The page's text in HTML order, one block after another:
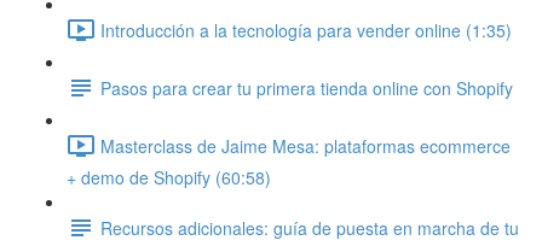
Introducción a la tecnología para vender online (1:35)
Pasos para crear tu primera tienda online con Shopify
Masterclass de Jaime Mesa: plataformas ecommerce
+ demo de Shopify (60:58)
Recursos adicionales: guía de puesta en marcha de tu